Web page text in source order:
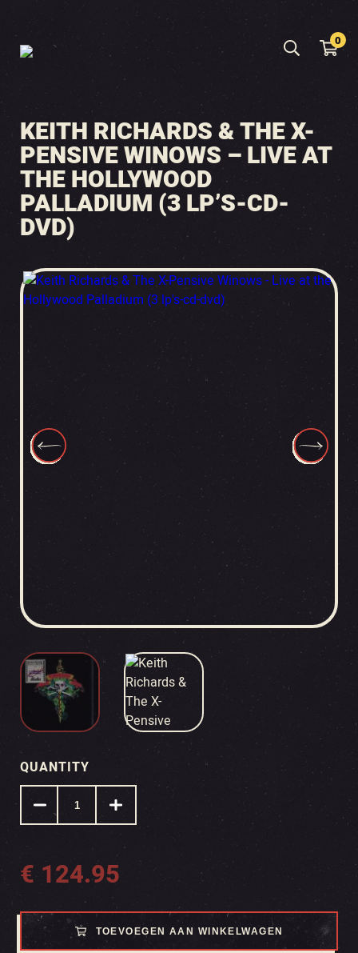
0
KEITH RICHARDS & THE X-
PENSIVE WINOWS – LIVE AT
THE HOLLYWOOD
PALLADIUM (3 LP’S-CD-
DVD)
QUANTITY
€ 124.95
TOEVOEGEN AAN WINKELWAGEN